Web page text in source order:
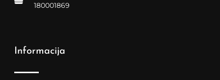
180001869
Informacija